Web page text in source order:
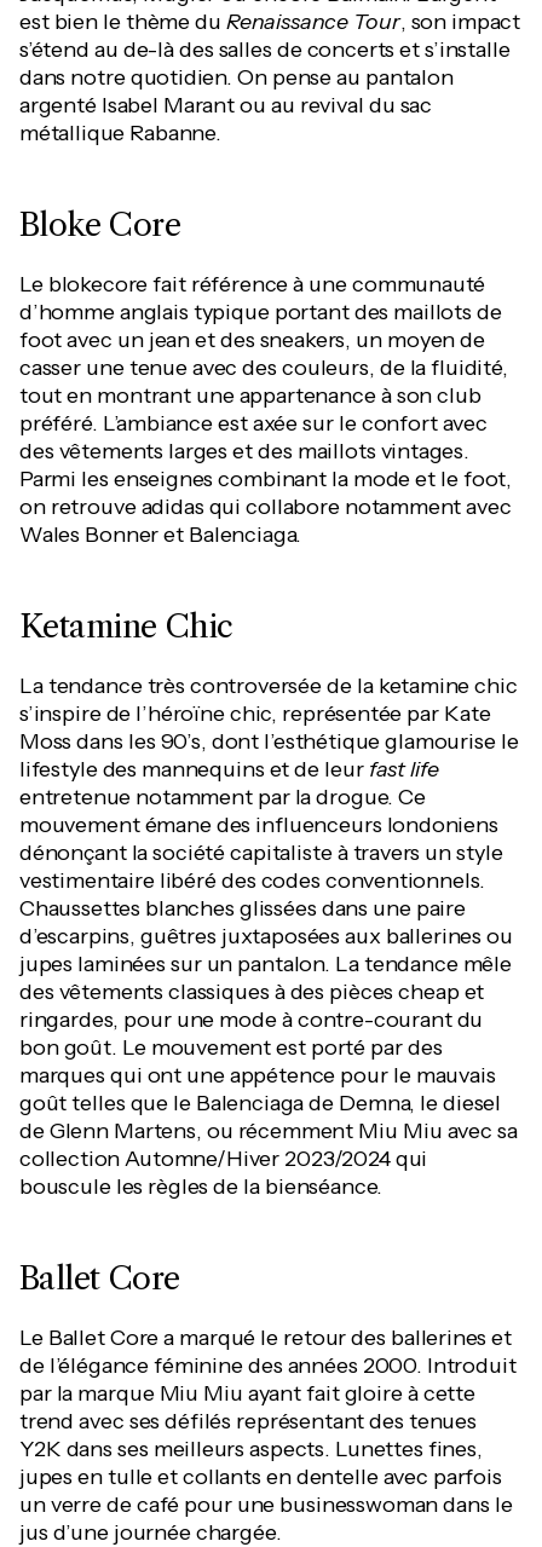
est bien le thème duRenaissance Tour, son impact
s’étend au de-là des salles de concerts et s’installe
dans notre quotidien. On pense au pantalon
argenté Isabel Marant ou au revival du sac
métallique Rabanne.
Bloke Core
Le blokecore fait référence à une communauté
d’homme anglais typique portant des maillots de
foot avec un jean et des sneakers, un moyen de
casser une tenue avec des couleurs, de la fluidité,
tout en montrant une appartenance à son club
préféré. L’ambiance est axée sur le confort avec
des vêtements larges et des maillots vintages.
Parmi les enseignes combinant la mode et le foot,
on retrouve adidas qui collabore notamment avec
Wales Bonner et Balenciaga.
Ketamine Chic
La tendance très controversée de la ketamine chic
s’inspire de l’héroïne chic, représentée par Kate
Moss dans les 90’s, dont l’esthétique glamourise le
lifestyle des mannequins et de leur fast life
entretenue notamment par la drogue. Ce
mouvement émane des influenceurs londoniens
dénonçant la société capitaliste à travers un style
vestimentaire libéré des codes conventionnels.
Chaussettes blanches glissées dans une paire
d’escarpins, guêtres juxtaposées aux ballerines ou
jupes laminées sur un pantalon. La tendance mêle
des vêtements classiques à des pièces cheap et
ringardes, pour une mode à contre-courant du
bon goût. Le mouvement est porté par des
marques qui ont une appétence pour le mauvais
goût telles que le Balenciaga de Demna, le diesel
de Glenn Martens, ou récemment Miu Miu avec sa
collection Automne/Hiver 2023/2024 qui
bouscule les règles de la bienséance.
Ballet Core
Le Ballet Core a marqué le retour des ballerines et
de l’élégance féminine des années 2000. Introduit
par la marque Miu Miu ayant fait gloire à cette
trend avec ses défilés représentant des tenues
Y2K dans ses meilleurs aspects. Lunettes fines,
jupes en tulle et collants en dentelle avec parfois
un verre de café pour une businesswoman dans le
jus d’une journée chargée.